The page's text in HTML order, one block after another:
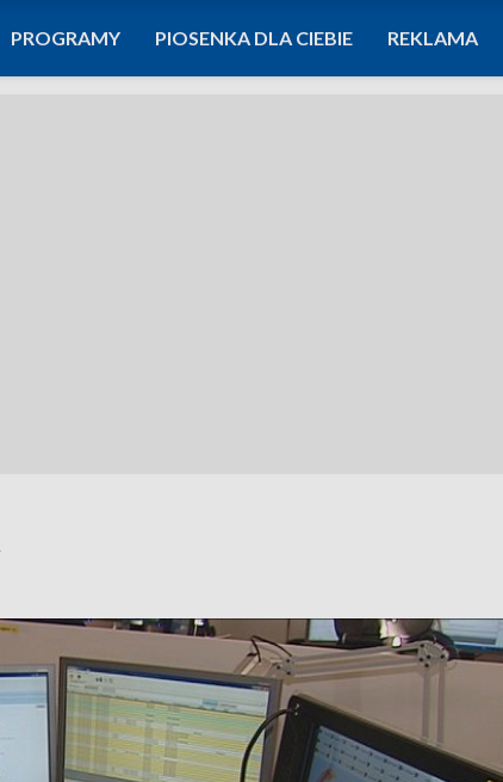
PROGRAMY PIOSENKA DLA CIEBIE REKLAMA